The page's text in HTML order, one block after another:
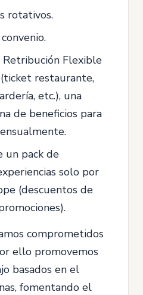
rotativos.
Flexible
restaurante,
etc.), una
de beneficios para
un pack de
solo por
(descuentos de
comprometidos
ello promovemos
basados en el
fomentando el